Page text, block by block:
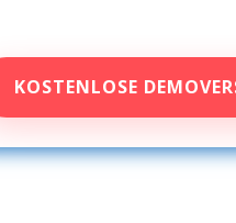
KOSTENLOSE